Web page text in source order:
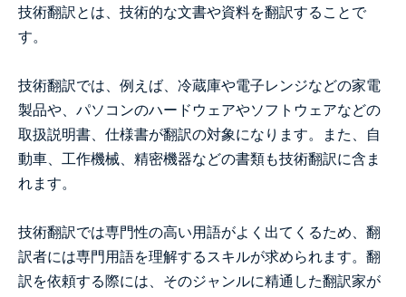
技術翻訳とは、技術的な文書や資料を翻訳することで
す。
技術翻訳では、例えば、冷蔵庫や電子レンジなどの家電
製品や、パソコンのハードウェアやソフトウェアなどの
取扱説明書、仕様書が翻訳の対象になります。また、自
動車、工作機械、精密機器などの書類も技術翻訳に含ま
れます。
技術翻訳では専門性の高い用語がよく出てくるため、翻
訳者には専門用語を理解するスキルが求められます。翻
訳を依頼する際には、そのジャンルに精通した翻訳家が